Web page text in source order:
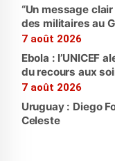
“Un message
des militaires au
7 août 2026
Ebola : l’UNICEF
du recours aux
7 août 2026
Uruguay : Diego
Celeste